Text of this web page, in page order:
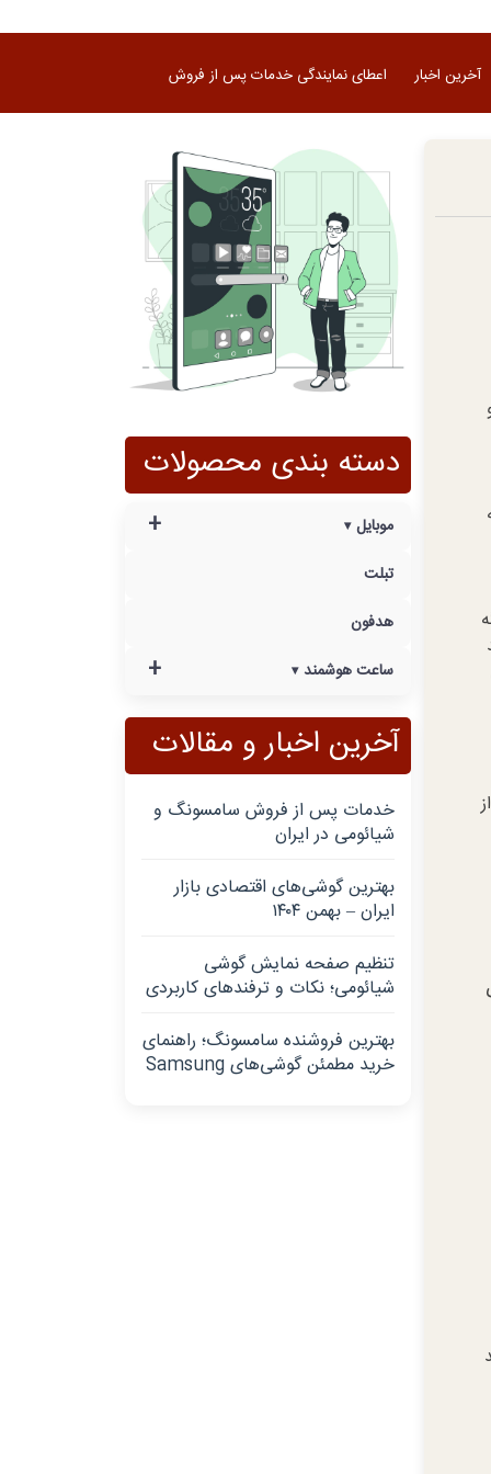
آخرین اخبار اعطای نمایندگی خدمات پس از فروش
دسته بندی محصولات
+
موبایل
تبلت
هدفون
+ ساعت هوشمند
آخرین اخبار و مقالات
خدمات پس از فروش سامسونگ و
شیائومی در ایران
بهترین گوشی‌های اقتصادی بازار
ایران – بهمن ۱۴۰۴
تنظیم صفحه نمایش گوشی
شیائومی؛ نکات و ترفندهای کاربردی
بهترین فروشنده سامسونگ؛ راهنمای
خرید مطمئن گوشی‌های Samsung